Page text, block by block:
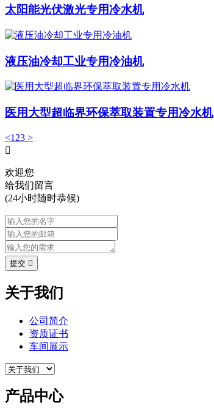
太阳能光伏激光专用冷水机
液压油冷却工业专用冷油机
医用大型超临界环保萃取装置专用冷水机
<1 23 >

欢迎您
给我们留言
(24小时随时恭候)
提交 
关于我们
公司简介
资质证书
车间展示
产品中心